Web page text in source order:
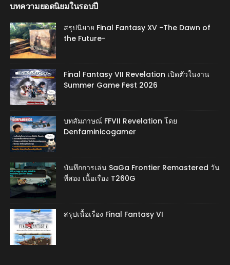
บทความยอดนิยมในรอบปี
สรุปนิยาย Final Fantasy XV -The Dawn of
the Future-
Final Fantasy VII Revelation เปิดตัวในงาน
Summer Game Fest 2026
บทสัมภาษณ์ FFVII Revelation โดย
Denfaminicogamer
บันทึกการเล่น SaGa Frontier Remastered วัน
ที่สอง เนื้อเรื่อง T260G
สรุปเนื้อเรื่อง Final Fantasy VI